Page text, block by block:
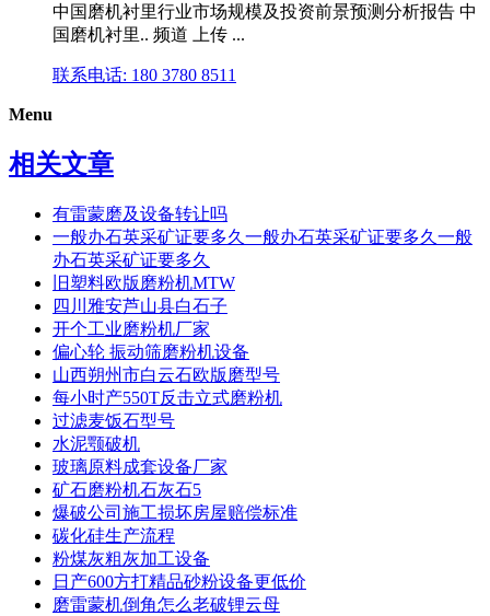
中国磨机衬里行业市场规模及投资前景预测分析报告 中
国磨机衬里.. 频道 上传 ...
联系电话: 180 3780 8511
Menu
相关文章
有雷蒙磨及设备转让吗
一般办石英采矿证要多久一般办石英采矿证要多久一般
办石英采矿证要多久
旧塑料欧版磨粉机MTW
四川雅安芦山县白石子
开个工业磨粉机厂家
偏心轮 振动筛磨粉机设备
山西朔州市白云石欧版磨型号
每小时产550T反击立式磨粉机
过滤麦饭石型号
水泥颚破机
玻璃原料成套设备厂家
矿石磨粉机石灰石5
爆破公司施工损坏房屋赔偿标准
碳化硅生产流程
粉煤灰粗灰加工设备
日产600方打精品砂粉设备更低价
磨雷蒙机倒角怎么老破锂云母